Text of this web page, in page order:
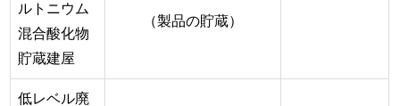
ルトニウム
混合酸化物
貯蔵建屋
（製品の貯蔵）
低レベル廃